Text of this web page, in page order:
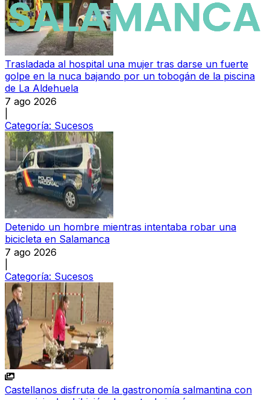
Trasladada al hospital una mujer tras darse un fuerte
golpe en la nuca bajando por un tobogán de la piscina
de La Aldehuela
7 ago 2026
Categoría: Sucesos
Detenido un hombre mientras intentaba robar una
bicicleta en Salamanca
7 ago 2026
Categoría: Sucesos
Castellanos disfruta de la gastronomía salmantina con